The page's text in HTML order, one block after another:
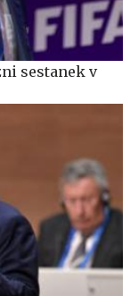
sestanek v